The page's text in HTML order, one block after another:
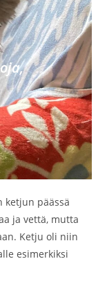
ketjun päässä
ja vettä, mutta
Ketju oli niin
esimerkiksi